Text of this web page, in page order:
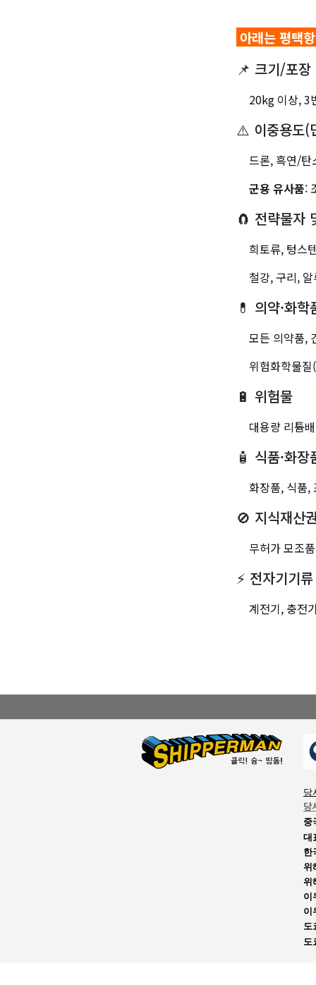
아래는 평택
📌 크기/포장
20kg 이상, 3
⚠️ 이중용도(
드론, 흑연/탄
군용 유사품:
🧲 전략물자
희토류, 텅스
철강, 구리,
💊 의약·화학
모든 의약품,
위험화학물
🔋 위험물
대용량 리튬
🧴 식품·화장
화장품, 식품,
🚫 지식재산
무허가 모조
⚡ 전자기기류
계전기, 충전
당
당
중
대
한
위
위
이
이
도
도